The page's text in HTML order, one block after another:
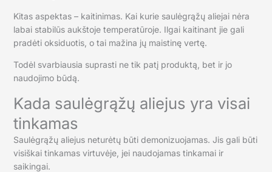
Kitas aspektas – kaitinimas. Kai kurie saulėgrąžų aliejai nėra
labai stabilūs aukštoje temperatūroje. Ilgai kaitinant jie gali
pradėti oksiduotis, o tai mažina jų maistinę vertę.
Todėl svarbiausia suprasti ne tik patį produktą, bet ir jo
naudojimo būdą.
Kada saulėgrąžų aliejus yra visai
tinkamas
Saulėgrąžų aliejus neturėtų būti demonizuojamas. Jis gali būti
visiškai tinkamas virtuvėje, jei naudojamas tinkamai ir
saikingai.